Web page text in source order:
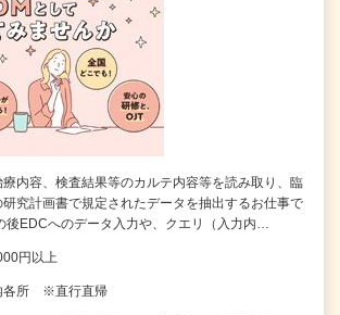
療内容、検査結果等のカルテ内容等を読み取り、臨
研究計画書で規定されたデータを抽出するお仕事で
後EDCへのデータ入力や、クエリ（入力内…
円以上
各所 ※直行直帰